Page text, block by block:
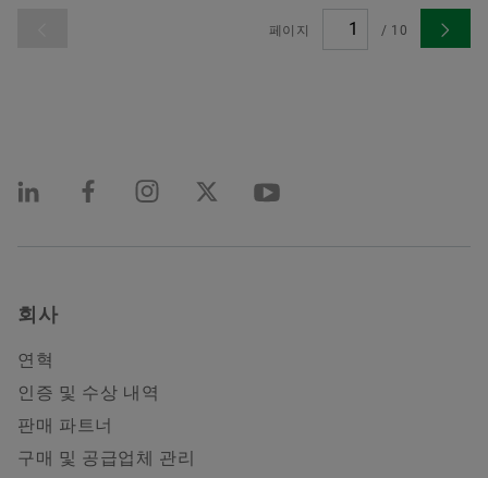
페이지 / 10
회사
연혁
인증 및 수상 내역
판매 파트너
구매 및 공급업체 관리